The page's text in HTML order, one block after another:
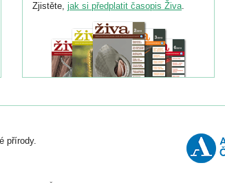
Zjistěte, jak si předplatit časopis Živa.
přírody.